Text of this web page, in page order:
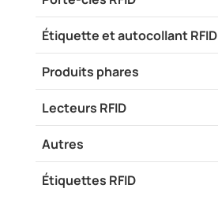
Étiquette et autocollant RFID
Produits phares
Lecteurs RFID
Autres
Étiquettes RFID